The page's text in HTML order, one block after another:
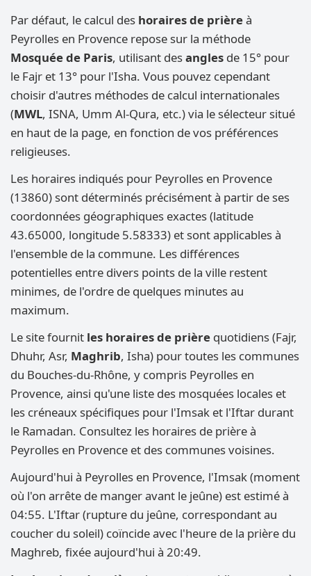
Par défaut, le calcul des horaires de prièreà
Peyrolles en Provence repose sur la méthode
Mosquée de Paris, utilisant desangles de 15° pour
le Fajr et 13° pour l'Isha. Vous pouvez cependant
choisir d'autres méthodes de calcul internationales
(MWL, ISNA, Umm Al-Qura, etc.) via le sélecteur situé
en haut de la page, en fonction de vos préférences
religieuses.
Les horaires indiqués pour Peyrolles en Provence
(13860) sont déterminés précisément à partir de ses
coordonnées géographiques exactes (latitude
43.65000, longitude 5.58333) et sont applicables à
l'ensemble de la commune. Les différences
potentielles entre divers points de la ville restent
minimes, de l'ordre de quelques minutes au
maximum.
Le site fournit les horaires de prière quotidiens (Fajr,
Dhuhr, Asr, Maghrib, Isha) pour toutes les communes
du Bouches-du-Rhône, y compris Peyrolles en
Provence, ainsi qu'une liste des mosquées locales et
les créneaux spécifiques pour l'Imsak et l'Iftar durant
le Ramadan. Consultez les horaires de prière à
Peyrolles en Provence et des communes voisines.
Aujourd'hui à Peyrolles en Provence, l'Imsak (moment
où l'on arrête de manger avant le jeûne) est estimé à
04:55. L'Iftar (rupture du jeûne, correspondant au
coucher du soleil) coïncide avec l'heure de la prière du
Maghreb, fixée aujourd'hui à 20:49.